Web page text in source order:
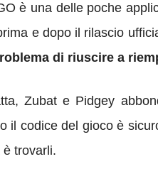
è una delle poche
e dopo il rilascio
di riuscire a
Zubat e Pidgey
il codice del gioco è
è trovarli.